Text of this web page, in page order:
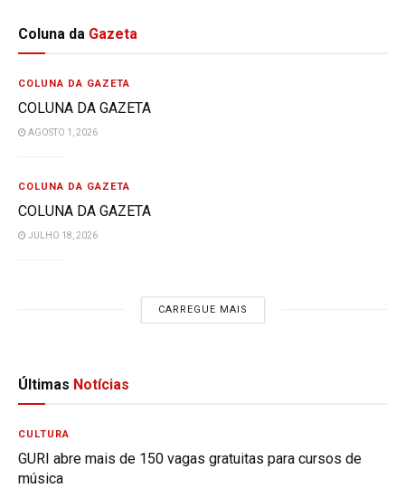
Coluna da Gazeta
COLUNA DA GAZETA
COLUNA DA GAZETA
AGOSTO 1, 2026
COLUNA DA GAZETA
COLUNA DA GAZETA
JULHO 18, 2026
CARREGUE MAIS
Últimas Notícias
CULTURA
GURI abre mais de 150 vagas gratuitas para cursos de
música